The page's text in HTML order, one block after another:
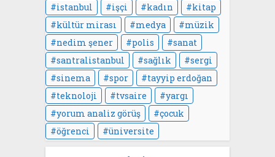
istanbul
işçi kadın
kitap
kültür mirası
medya
müzik
nedim şener
polis
sanat
santralistanbul
sağlık
sergi
sinema
spor
tayyip erdoğan
teknoloji
tvsaire
yargı
yorum analiz görüş
çocuk
öğrenci
üniversite